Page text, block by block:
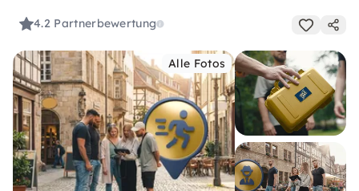
4.2 Partnerbewertung
Alle Fotos